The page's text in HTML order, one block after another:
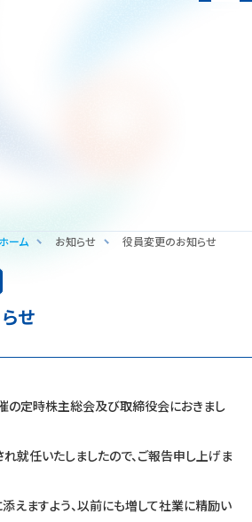
ホーム お知らせ 役員変更のお知らせ
せ
の定時株主総会及び取締役会におきまし
就任いたしましたので、ご報告申し上げま
えますよう、以前にも増して社業に精励い